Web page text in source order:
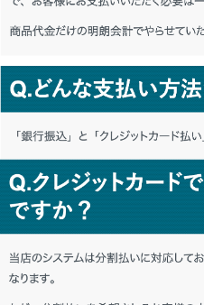
東京都 K・M様「と
しま